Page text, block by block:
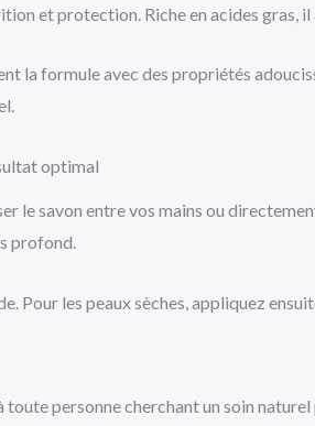
et protection. Riche en acides gras,
la formule avec des propriétés
optimal
le savon entre vos mains ou
profond.
Pour les peaux sèches, appliquez
toute personne cherchant un soin